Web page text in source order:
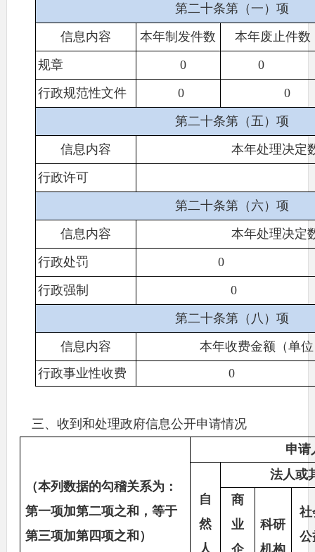
第二十条第（一）项
信息内容
本年制发件数
本年废止件数
规章
0
0
行政规范性文件
0
0
第二十条第（五）项
信息内容
本年处理决定
行政许可
第二十条第（六）项
信息内容
本年处理决定
行政处罚
0
行政强制
0
第二十条第（八）项
信息内容
本年收费金额（单
行政事业性收费
0
三、收到和处理政府信息公开申请情况
（本列数据的勾稽关系为：
第一项加第二项之和，等于
第三项加第四项之和）
申请
自
然
人
法人或
商
业
企
科研
机构
社
公